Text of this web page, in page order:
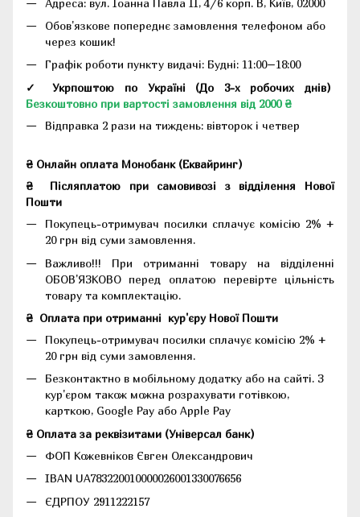
Обов'язкове попереднє замовлення телефоном або
через кошик!
Графік роботи пункту видачі: Будні: 11:00–18:00
✓ Укрпоштою по Україні (До 3-х робочих днів)
Безкоштовно при вартості замовлення від 2000 ₴
Відправка 2 рази на тиждень: вівторок і четвер
₴ Онлайн оплата Монобанк (Еквайринг)
₴
Післяплатою при самовивозі з відділення Нової
Пошти
Покупець-отримувач посилки сплачує комісію 2% +
20 грн від суми замовлення.
Важливо!!! При отриманні товару на відділенні
ОБОВ'ЯЗКОВО перед оплатою перевірте цільність
товару та комплектацію.
₴ Оплата при отриманні кур'єру Нової Пошти
Покупець-отримувач посилки сплачує комісію 2% +
20 грн від суми замовлення.
Безконтактно в мобільному додатку або на сайті. З
кур'єром також можна розрахувати готівкою,
карткою, Google Pay або Apple Pay
₴ Оплата за реквізитами (Універсал банк)
ФОП Кожевніков Євген Олександрович
IBAN UA783220010000026001330076656
ЄДРПОУ 2911222157